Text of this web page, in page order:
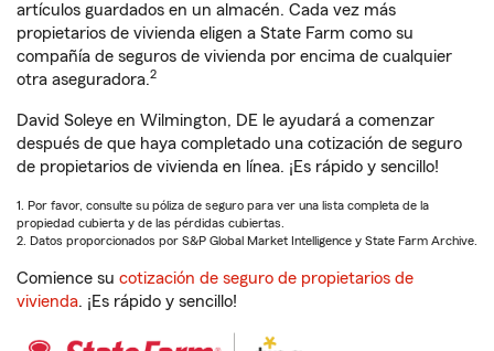
artículos guardados en un almacén. Cada vez más
propietarios de vivienda eligen a State Farm como su
compañía de seguros de vivienda por encima de cualquier
otra aseguradora.2
David Soleye en Wilmington, DE le ayudará a comenzar
después de que haya completado una cotización de seguro
de propietarios de vivienda en línea. ¡Es rápido y sencillo!
1. Por favor, consulte su póliza de seguro para ver una lista completa de la
propiedad cubierta y de las pérdidas cubiertas.
2. Datos proporcionados por S&P Global Market Intelligence y State Farm Archive.
Comience su cotización de seguro de propietarios de
vivienda. ¡Es rápido y sencillo!